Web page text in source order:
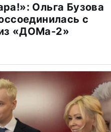
Ольга Бузова
с
«ДОМа-2»